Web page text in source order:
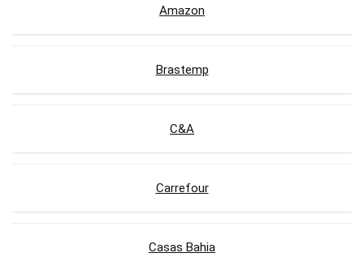
Amazon
Brastemp
C&A
Carrefour
Casas Bahia